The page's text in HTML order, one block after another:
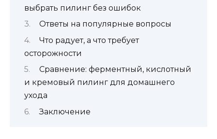
выбрать пилинг без ошибок
Ответы на популярные вопросы
Что радует, а что требует
осторожности
Сравнение: ферментный, кислотный
и кремовый пилинг для домашнего
ухода
Заключение